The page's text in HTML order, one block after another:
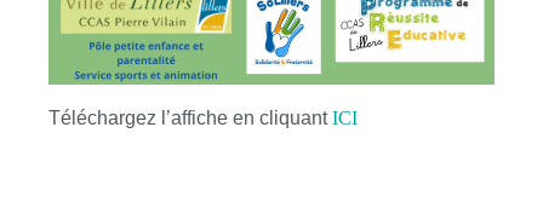
Téléchargez l’affiche en cliquantICI